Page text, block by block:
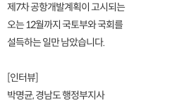
제7차 공항개발계획이 고시되는
오는 12월까지 국토부와 국회를
설득하는 일만 남았습니다.
[인터뷰]
박명균, 경남도 행정부지사